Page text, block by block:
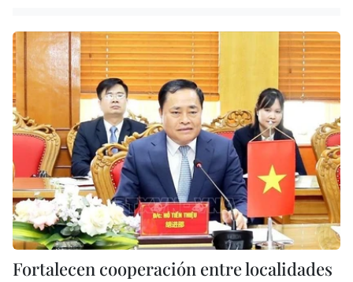
Fortalecen cooperación entre localidades